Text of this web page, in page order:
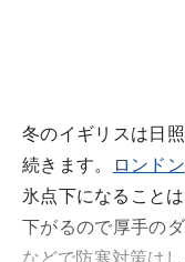
冬のイギリスは日
続きます。
ロンドン
氷点下になること
下がるので厚手の